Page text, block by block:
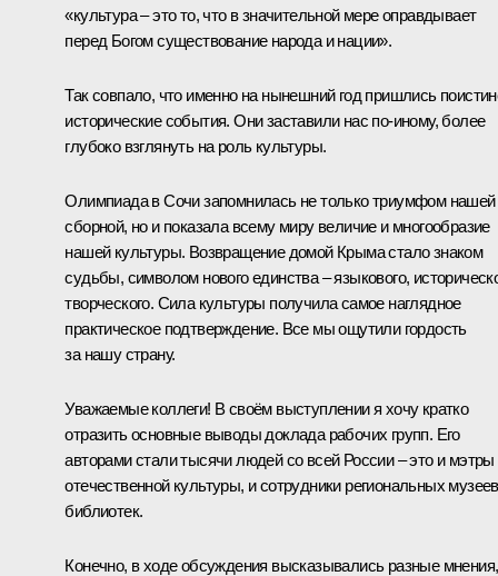
«культура – это то, что в значительной мере оправдывает
перед Богом существование народа и нации».
Так совпало, что именно на нынешний год пришлись
исторические события. Они заставили нас по‑иному, более
глубоко взглянуть на роль культуры.
Олимпиада в Сочи запомнилась не только триумфом нашей
сборной, но и показала всему миру величие и многообразие
нашей культуры. Возвращение домой Крыма стало знаком
судьбы, символом нового единства – языкового,
творческого. Сила культуры получила самое наглядное
практическое подтверждение. Все мы ощутили гордость
за нашу страну.
Уважаемые коллеги! В своём выступлении я хочу кратко
отразить основные выводы доклада рабочих групп. Его
авторами стали тысячи людей со всей России – это и мэтры
отечественной культуры, и сотрудники региональных
библиотек.
Конечно, в ходе обсуждения высказывались разные мнения,